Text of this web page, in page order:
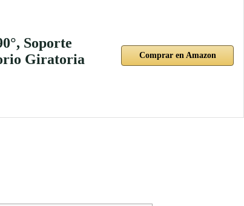
Soporte
Giratoria
Comprar en Amazon